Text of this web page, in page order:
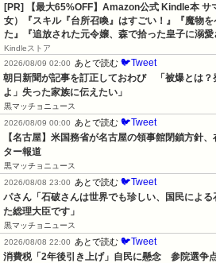
[PR]
【最大65%OFF】Amazon公式 Kindle本
女）『スキル『台所召喚』はすごい！』『魔物
た』『追放された元令嬢、森で拾った皇子に溺
Kindleストア
2026/08/09 02:00
あとで読む 🐦Tweet
朝日新聞が記事を訂正しておわび　「被爆とは
よ」失った家族に伝えたい」
黒マッチョニュース
2026/08/09 00:00
あとで読む 🐦Tweet
【名古屋】米国務省が名古屋の領事館閉鎖方針
ター報道
黒マッチョニュース
2026/08/08 23:00
あとで読む 🐦Tweet
パさん「石破さんは世界でも珍しい、国民によ
た総理大臣です」
黒マッチョニュース
2026/08/08 22:00
あとで読む 🐦Tweet
消費税「2年後引き上げ」自民に懸念　参院選争